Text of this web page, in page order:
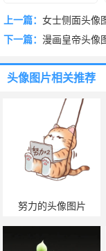
上一篇： 女士侧面头像
下一篇： 漫画皇帝头像
头像图片相关推荐
努力的头像图片